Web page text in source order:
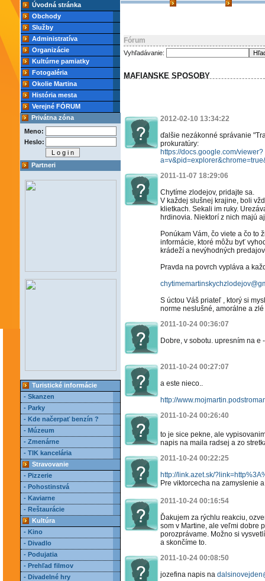
Úvodná stránka
Obchody
Služby
Administratíva
Organizácie
Kultúrne pamiatky
Fotogaléria
Okolie Martina
História mesta
Verejné FÓRUM
Privátna zóna
Meno:
Heslo:
Partneri
Turistické informácie
- Skanzen
- Parky
- Kde načerpať benzín ?
- Múzeum
- Zmenárne
- TIK kancelária
Stravovanie
- Pizzerie
- Pohostinstvá
- Kaviarne
- Reštaurácie
Kultúra
- Kino
- Divadlo
- Podujatia
- Prehľad filmov
- Divadelné hry
Fórum
Vyhľadávanie:
MAFIANSKE SPOSOBY
2012-02-10 13:34:22
ďalšie nezákonné správanie
prokuratúry:
https://docs.google.com/viewer?
2011-11-07 18:29:06
Chytíme zlodejov, pridajte sa.
V každej slušnej krajine, boli
klietkach. Sekali im ruky.
hrdinovia. Niektorí z nich majú
Ponúkam Vám, čo viete a čo to
informácie, ktoré môžu byť
krádeží a nevýhodných
Pravda na povrch vypláva a
S úctou Váš priateľ , ktorý si
norme neslušné, amorálne a zlé
2011-10-24 00:36:07
Dobre, v sobotu. upresním na e
2011-10-24 00:27:07
a este nieco..
http://
2011-10-24 00:26:40
to je sice pekne, ale
napis na maila radsej a zo
2011-10-24 00:22:25
http://link.azet.sk/
Pre viktorcecha na zamyslenie
2011-10-24 00:16:54
Ďakujem za rýchlu reakciu,
som v Martine, ale veľmi dobre
porozprávame. Možno si
a skončíme to.
2011-10-24 00:08:50
jozefina napis na